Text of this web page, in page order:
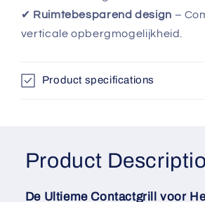
✔ Ruimtebesparend design –
verticale opbergmogelijkheid.
Product specifications
Product
De Ultieme Contactgrill voor